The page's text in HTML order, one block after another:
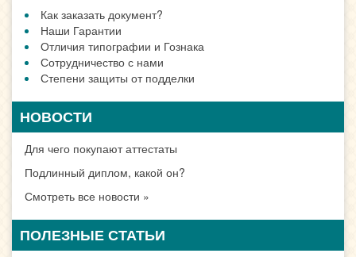
Как заказать документ?
Наши Гарантии
Отличия типографии и Гознака
Сотрудничество с нами
Степени защиты от подделки
НОВОСТИ
Для чего покупают аттестаты
Подлинный диплом, какой он?
Смотреть все новости »
ПОЛЕЗНЫЕ СТАТЬИ